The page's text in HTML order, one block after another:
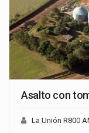
Asalto con
La Unión R800